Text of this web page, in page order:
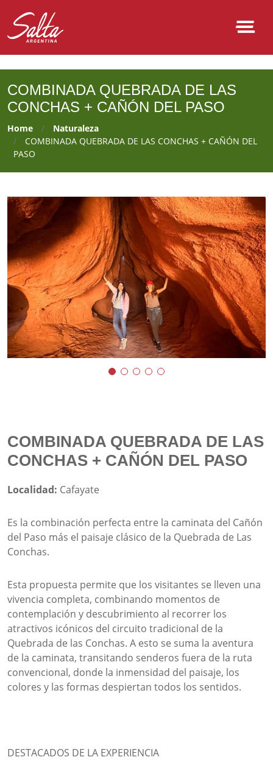
COMBINADA QUEBRADA DE LAS
CONCHAS + CAÑÓN DEL PASO
Home
Naturaleza
COMBINADA QUEBRADA DE LAS CONCHAS + CAÑÓN DEL
PASO
COMBINADA QUEBRADA DE LAS
CONCHAS + CAÑÓN DEL PASO
Localidad: Cafayate
Es la combinación perfecta entre la caminata del Cañón
del Paso más el paisaje clásico de la Quebrada de Las
Conchas.
Esta propuesta permite que los visitantes se lleven una
vivencia completa, combinando momentos de
contemplación y descubrimiento al recorrer los
atractivos icónicos del circuito tradicional de la
Quebrada de las Conchas. A esto se suma la aventura
de la caminata, transitando senderos fuera de la ruta
convencional, donde la inmensidad del paisaje, los
colores y las formas despiertan todos los sentidos.
DESTACADOS DE LA EXPERIENCIA